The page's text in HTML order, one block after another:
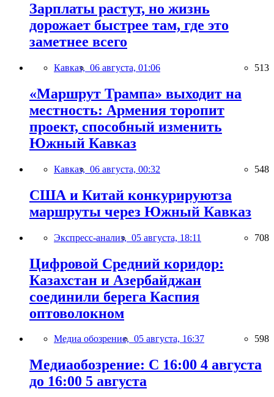
Зарплаты растут, но жизнь
дорожает быстрее там, где это
заметнее всего
Кавказ, 06 августа, 01:06 513
«Маршрут Трампа» выходит на
местность: Армения торопит
проект, способный изменить
Южный Кавказ
Кавказ, 06 августа, 00:32 548
США и Китай конкурируютза
маршруты через Южный Кавказ
Экспресс-анализ, 05 августа, 18:11 708
Цифровой Средний коридор:
Казахстан и Азербайджан
соединили берега Каспия
оптоволокном
Медиа обозрение, 05 августа, 16:37 598
Медиаобозрение: С 16:00 4 августа
до 16:00 5 августа